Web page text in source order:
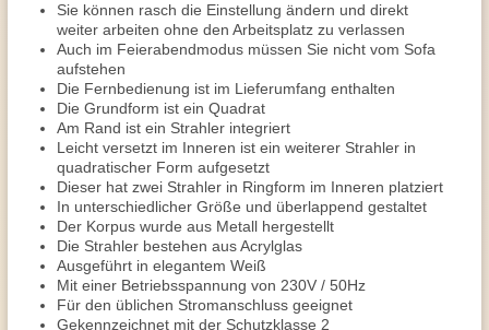
Sie können rasch die Einstellung ändern und direkt
weiter arbeiten ohne den Arbeitsplatz zu verlassen
Auch im Feierabendmodus müssen Sie nicht vom Sofa
aufstehen
Die Fernbedienung ist im Lieferumfang enthalten
Die Grundform ist ein Quadrat
Am Rand ist ein Strahler integriert
Leicht versetzt im Inneren ist ein weiterer Strahler in
quadratischer Form aufgesetzt
Dieser hat zwei Strahler in Ringform im Inneren platziert
In unterschiedlicher Größe und überlappend gestaltet
Der Korpus wurde aus Metall hergestellt
Die Strahler bestehen aus Acrylglas
Ausgeführt in elegantem Weiß
Mit einer Betriebsspannung von 230V / 50Hz
Für den üblichen Stromanschluss geeignet
Gekennzeichnet mit der Schutzklasse 2